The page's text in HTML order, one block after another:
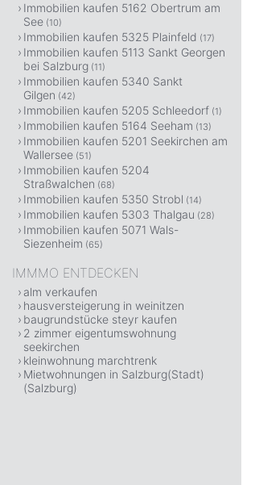
Immobilien kaufen 5162 Obertrum am
See (10)
Immobilien kaufen 5325 Plainfeld (17)
Immobilien kaufen 5113 Sankt Georgen
bei Salzburg (11)
Immobilien kaufen 5340 Sankt
Gilgen (42)
Immobilien kaufen 5205 Schleedorf (1)
Immobilien kaufen 5164 Seeham (13)
Immobilien kaufen 5201 Seekirchen am
Wallersee (51)
Immobilien kaufen 5204
Straßwalchen (68)
Immobilien kaufen 5350 Strobl (14)
Immobilien kaufen 5303 Thalgau (28)
Immobilien kaufen 5071 Wals-
Siezenheim (65)
IMMMO ENTDECKEN
alm verkaufen
hausversteigerung in weinitzen
baugrundstücke steyr kaufen
2 zimmer eigentumswohnung
seekirchen
kleinwohnung marchtrenk
Mietwohnungen in Salzburg(Stadt)
(Salzburg)